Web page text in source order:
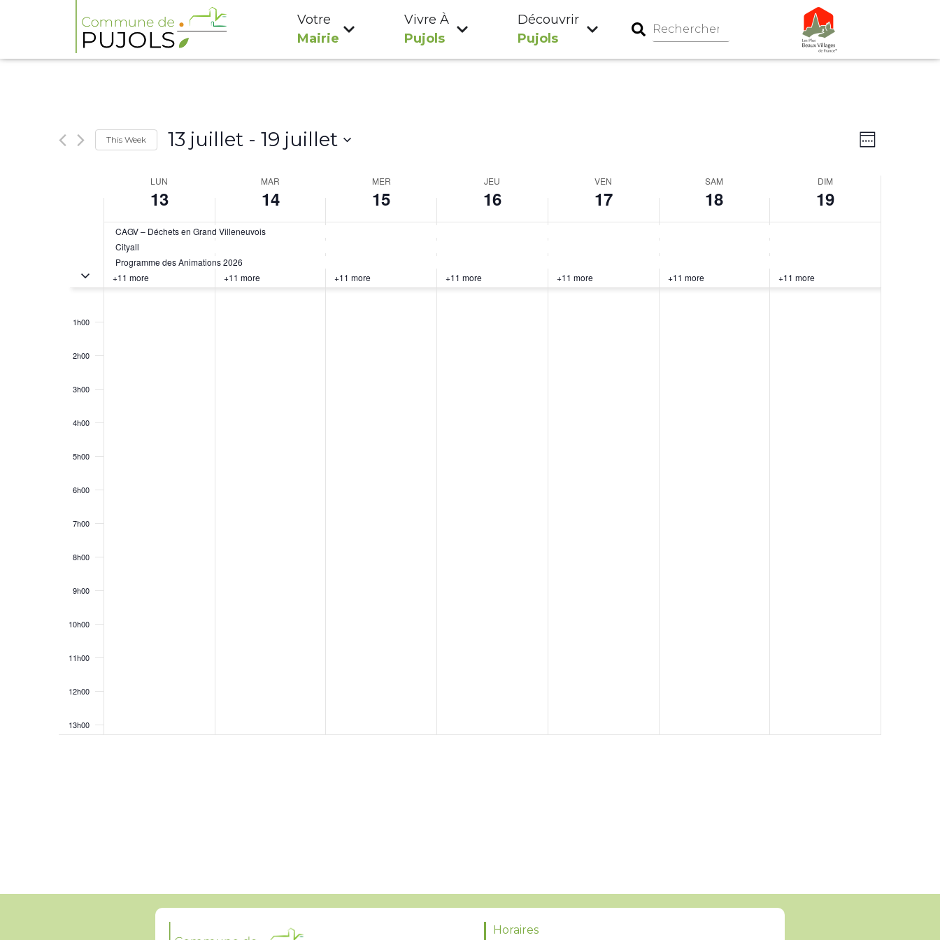
Votre
Mairie
Vivre À
Pujols
Découvrir
Pujols
Navigation
par
de
Week
This Week 13 juillet - 19 juillet
Évènements
LUN
13
MAR
14
MER
15
JEU
16
VEN
17
SAM
18
DIM
19
Toggle multiday évènements
CAGV – Déchets en Grand Villeneuvois
Cityall
Programme des Animations 2026
+11 more
+11 more +11 more +11 more +11 more +11 more +11 more
1h00
2h00
3h00
4h00
5h00
6h00
7h00
8h00
9h00
10h00
11h00
12h00
13h00
18h00
Horaires